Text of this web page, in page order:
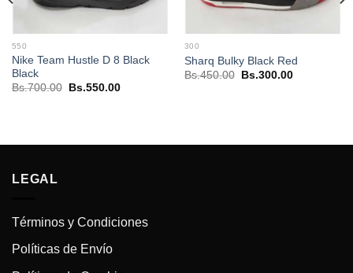
550
Nike Team Hustle D 8 Black
Black
Bs.700.00
El
Bs.550.00El
300
Sharq Bulky Black Red
Bs.450.00
El
Bs.300.00El
LEGAL
Términos y Condiciones
Políticas de Envío